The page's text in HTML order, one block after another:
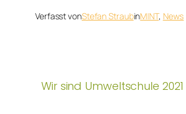
Verfasst vonStefan StraubinMINT, News
Wir sind Umweltschule 2021